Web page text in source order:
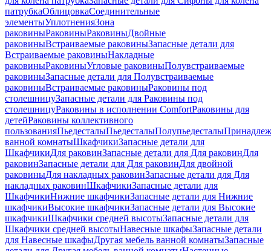
патрубкаОблицовкаСоединительные
элементыУплотненияЗона
раковиныРаковиныРаковиныДвойные
раковиныВстраиваемые раковиныЗапасные детали для
Встраиваемые раковиныНакладные
раковиныРаковиныУгловые раковиныПолувстраиваемые
раковиныЗапасные детали для Полувстраиваемые
раковиныВстраиваемые раковиныРаковины под
столешницуЗапасные детали для Раковины под
столешницуРаковины в исполнении ComfortPаковины для
детейРаковины коллективного
пользованияПьедесталыПьедесталыПолупьедесталы
ванной комнатыШкафчикиЗапасные детали для
ШкафчикиДля раковинЗапасные детали для Для раковинДля
раковинЗапасные детали для Для раковинДля двойной
раковиныДля накладных pаковинЗапасные детали для Для
накладных pаковинШкафчикиЗапасные детали для
ШкафчикиНижние шкафчикиЗапасные детали для Нижние
шкафчикиВысокие шкафчикиЗапасные детали для Высокие
шкафчикиШкафчики средней высотыЗапасные детали для
Шкафчики средней высотыНавесные шкафыЗапасные детали
для Навесные шкафыДругая мебель ванной комнатыЗапасные